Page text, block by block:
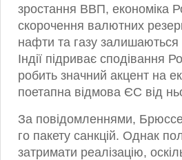
зростання ВВП, економіка
скорочення валютних
нафти та газу залишаються
Індії підриває сподівання
робить значний акцент на
поетапна відмова ЄС від
За повідомленнями,
го пакету санкцій. Однак
затримати реалізацію,